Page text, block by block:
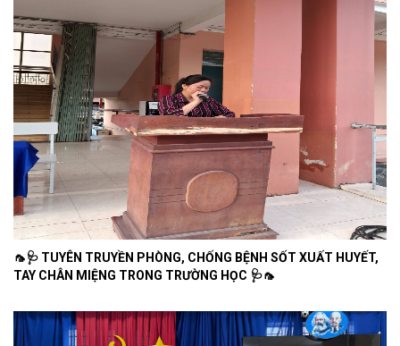
🦟🩺 TUYÊN TRUYỀN PHÒNG, CHỐNG BỆNH SỐT XUẤT HUYẾT,
TAY CHÂN MIỆNG TRONG TRƯỜNG HỌC 🩺🦟